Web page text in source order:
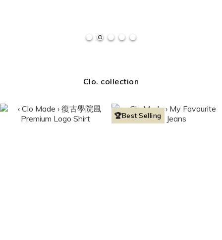
Clo. collection
🏆Best Selling